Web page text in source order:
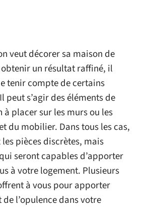
veut décorer sa maison de
un résultat raffiné, il
tenir compte de certains
peut s’agir des éléments de
à placer sur les murs ou les
du mobilier. Dans tous les cas,
pièces discrètes, mais
seront capables d’apporter
à votre logement. Plusieurs
à vous pour apporter
l’opulence dans votre